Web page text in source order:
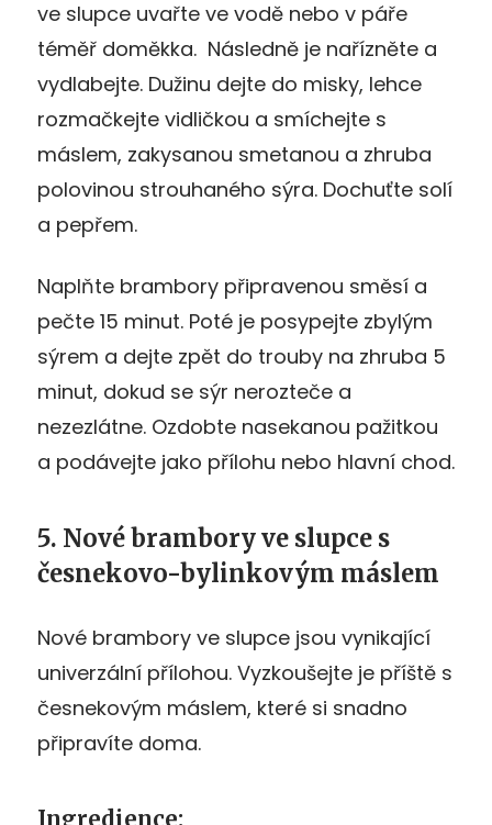
ve slupce uvařte ve vodě nebo v páře
téměř doměkka. Následně je nařízněte a
vydlabejte. Dužinu dejte do misky, lehce
rozmačkejte vidličkou a smíchejte s
máslem, zakysanou smetanou a zhruba
polovinou strouhaného sýra. Dochuťte solí
a pepřem.
Naplňte brambory připravenou směsí a
pečte 15 minut. Poté je posypejte zbylým
sýrem a dejte zpět do trouby na zhruba 5
minut, dokud se sýr nerozteče a
nezezlátne. Ozdobte nasekanou pažitkou
a podávejte jako přílohu nebo hlavní chod.
5. Nové brambory ve slupce s
česnekovo-bylinkovým máslem
Nové brambory ve slupce jsou vynikající
univerzální přílohou. Vyzkoušejte je příště s
česnekovým máslem, které si snadno
připravíte doma.
Ingredience: